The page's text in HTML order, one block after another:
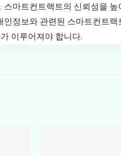
스마트컨트랙트의 신뢰성을
인정보와 관련된 스마트컨트랙
이루어져야 합니다.